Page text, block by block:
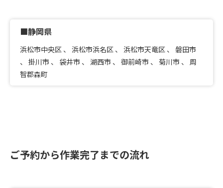
■静岡県
浜松市中央区 、 浜松市浜名区 、 浜松市天竜区 、 磐田市
、 掛川市 、 袋井市 、 湖西市 、 御前崎市 、 菊川市 、 周
智郡森町
ご予約から作業完了までの流れ